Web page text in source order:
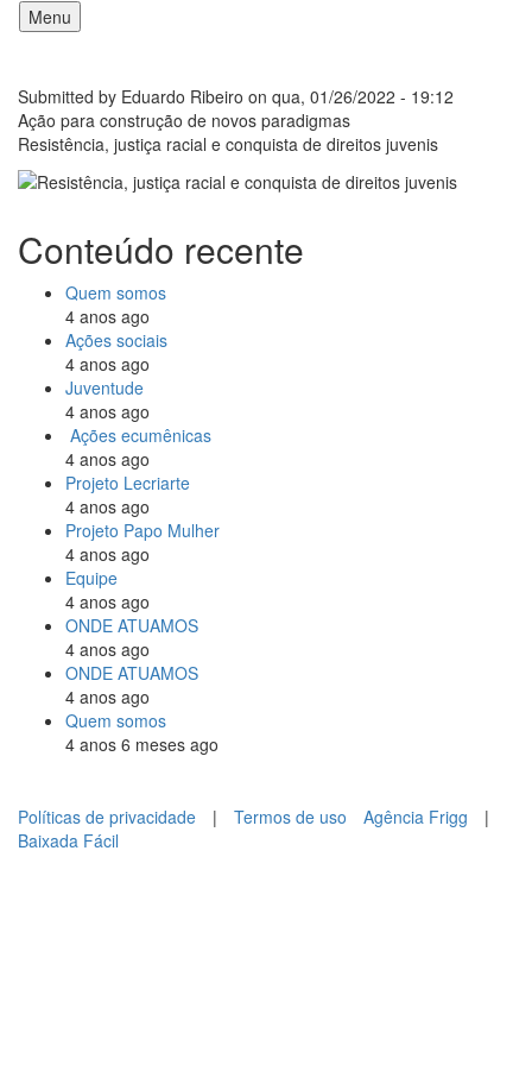
Pular
para
principal
Menu
navigation
Submitted by Eduardo Ribeiro on qua, 01/26/2022 - 19:12
Ação para construção de novos paradigmas
Resistência, justiça racial e conquista de direitos juvenis
Conteúdo recente
Quem somos
4 anos ago
Ações sociais
4 anos ago
Juventude
4 anos ago
Ações ecumênicas
4 anos ago
Projeto Lecriarte
4 anos ago
Projeto Papo Mulher
4 anos ago
Equipe
4 anos ago
ONDE ATUAMOS
4 anos ago
ONDE ATUAMOS
4 anos ago
Quem somos
4 anos 6 meses ago
Políticas de privacidade | Termos de uso Agência Frigg
|
Baixada Fácil